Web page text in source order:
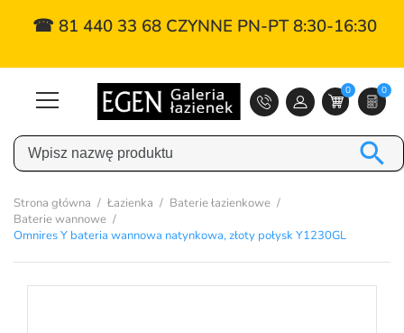
☎ 81 440 33 68 CZYNNE PN-PT 8:30-16:30
0 0

Strona główna Łazienka
Baterie łazienkowe
Baterie wannowe
Omnires Y bateria wannowa natynkowa, złoty połysk Y1230GL